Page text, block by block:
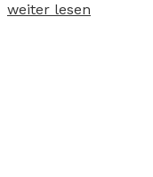
weiter lesen